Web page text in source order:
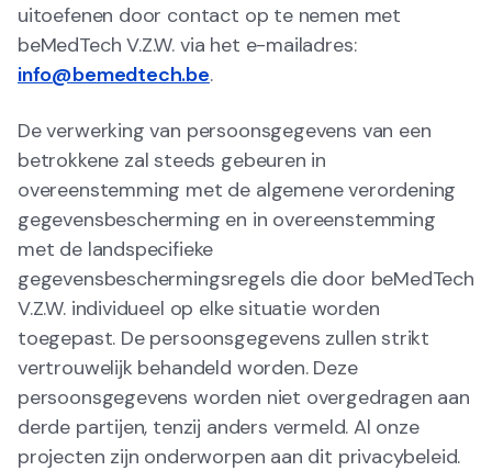
uitoefenen door contact op te nemen met
beMedTech V.Z.W. via het e-mailadres:
info@bemedtech.be.
De verwerking van persoonsgegevens van een
betrokkene zal steeds gebeuren in
overeenstemming met de algemene verordening
gegevensbescherming en in overeenstemming
met de landspecifieke
gegevensbeschermingsregels die door beMedTech
V.Z.W. individueel op elke situatie worden
toegepast. De persoonsgegevens zullen strikt
vertrouwelijk behandeld worden. Deze
persoonsgegevens worden niet overgedragen aan
derde partijen, tenzij anders vermeld. Al onze
projecten zijn onderworpen aan dit privacybeleid.